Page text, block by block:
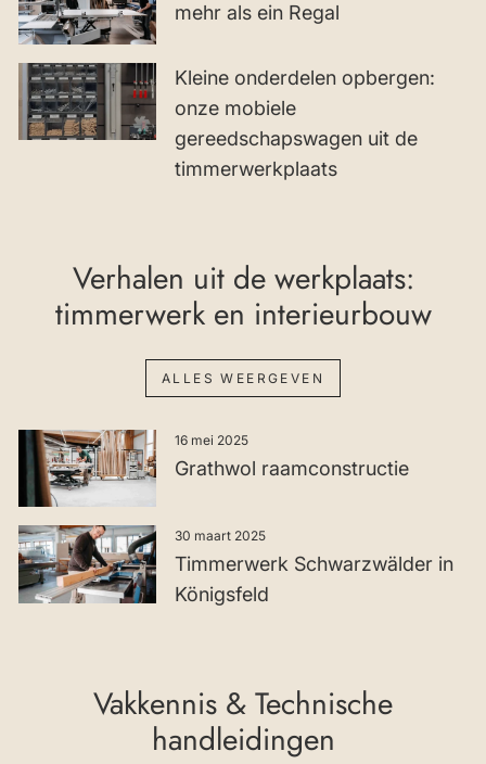
mehr als ein Regal
Kleine onderdelen opbergen:
onze mobiele
gereedschapswagen uit de
timmerwerkplaats
Verhalen uit de werkplaats:
timmerwerk en interieurbouw
ALLES WEERGEVEN
16 mei 2025
Grathwol raamconstructie
30 maart 2025
Timmerwerk Schwarzwälder in
Königsfeld
Vakkennis & Technische
handleidingen